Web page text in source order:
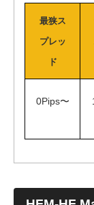
最狭ス
プレッ
ド
0Pips〜